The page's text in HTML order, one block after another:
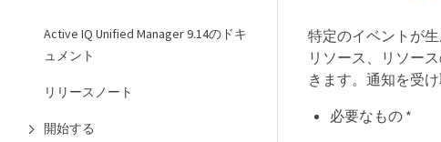
Active IQ Unified Manager 9.14のドキ
ュメント
リリースノート
開始する
特定のイベントが
リソース、リソー
きます。通知を受
必要なもの *